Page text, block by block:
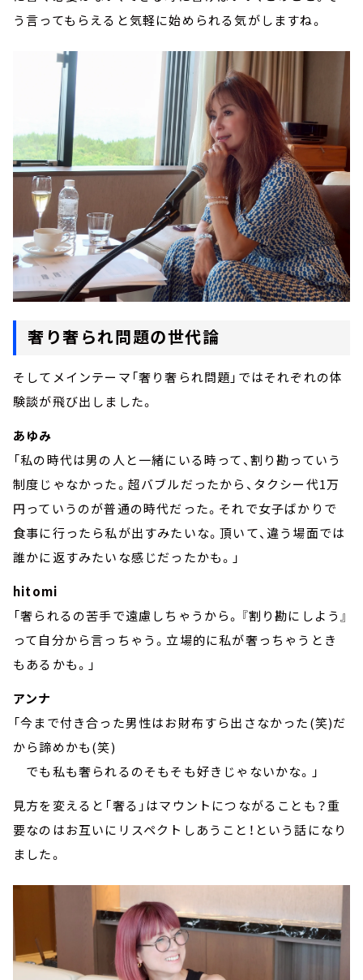
う言ってもらえると気軽に始められる気がしますね。
奢り奢られ問題の世代論
そしてメインテーマ「奢り奢られ問題」ではそれぞれの体
験談が飛び出しました。
あゆみ
「私の時代は男の人と一緒にいる時って、割り勘っていう
制度じゃなかった。超バブルだったから、タクシー代1万
円っていうのが普通の時代だった。それで女子ばかりで
食事に行ったら私が出すみたいな。頂いて、違う場面では
誰かに返すみたいな感じだったかも。」
hitomi
「奢られるの苦手で遠慮しちゃうから。『割り勘にしよう』
って自分から言っちゃう。立場的に私が奢っちゃうとき
もあるかも。」
アンナ
「今まで付き合った男性はお財布すら出さなかった(笑)だ
から諦めかも(笑)
でも私も奢られるのそもそも好きじゃないかな。」
見方を変えると「奢る」はマウントにつながることも？重
要なのはお互いにリスペクトしあうこと！という話になり
ました。